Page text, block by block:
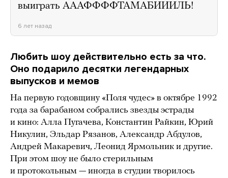
выиграть АААФФФФТАМАБИИИЛЬ!
6 лет назад
Любить шоу действительно есть за что.
Оно подарило десятки легендарных
выпусков и мемов
На первую годовщину «Поля чудес» в октябре 1992
года за барабаном собрались звезды эстрады
и кино: Алла Пугачева, Константин Райкин, Юрий
Никулин, Эльдар Рязанов, Александр Абдулов,
Андрей Макаревич, Леонид Ярмольник и другие.
При этом шоу не было стерильным
и протокольным — иногда в студии творилось